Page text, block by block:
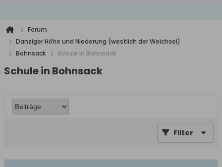
Forum
Danziger Höhe und Niederung (westlich der Weichsel)
Bohnsack
Schule in Bohnsack
Schule in Bohnsack
Filter